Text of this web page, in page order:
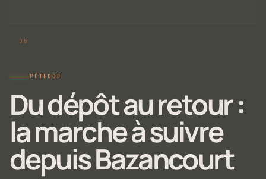
MÉTHODE
Du dépôt au retour :
la marche à suivre
depuis Bazancourt